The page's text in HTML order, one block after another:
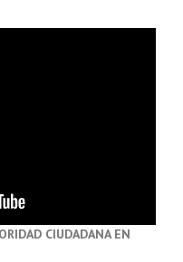
CIUDADANA EN